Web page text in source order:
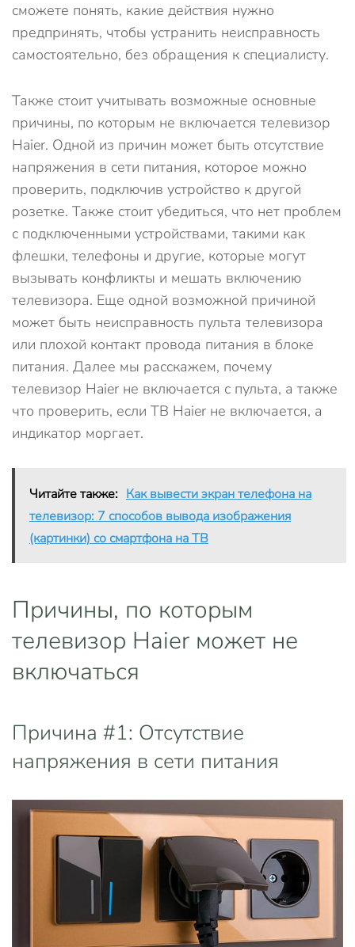
сможете понять, какие действия нужно
предпринять, чтобы устранить неисправность
самостоятельно, без обращения к специалисту.
Также стоит учитывать возможные основные
причины, по которым не включается телевизор
Haier. Одной из причин может быть отсутствие
напряжения в сети питания, которое можно
проверить, подключив устройство к другой
розетке. Также стоит убедиться, что нет проблем
с подключенными устройствами, такими как
флешки, телефоны и другие, которые могут
вызывать конфликты и мешать включению
телевизора. Еще одной возможной причиной
может быть неисправность пульта телевизора
или плохой контакт провода питания в блоке
питания. Далее мы расскажем, почему
телевизор Haier не включается с пульта, а также
что проверить, если ТВ Haier не включается, а
индикатор моргает.
Читайте также: Как вывести экран телефона на
телевизор: 7 способов вывода изображения
(картинки) со смартфона на ТВ
Причины, по которым
телевизор Haier может не
включаться
Причина #1: Отсутствие
напряжения в сети питания